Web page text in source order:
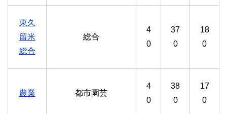
東久
留米
総合
総合
4
0
37
0
18
0
農業 都市園芸
4
0
38
0
17
0